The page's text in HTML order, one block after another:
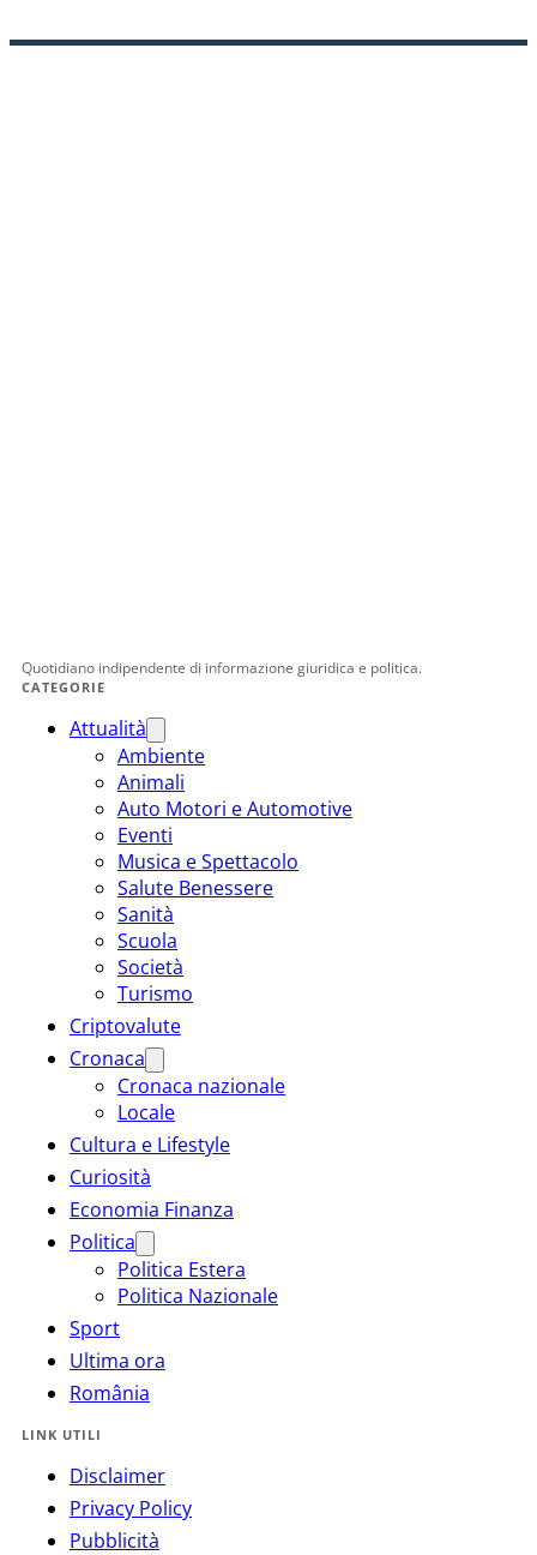
Quotidiano indipendente di informazione giuridica e politica.
CATEGORIE
Attualità
Ambiente
Animali
Auto Motori e Automotive
Eventi
Musica e Spettacolo
Salute Benessere
Sanità
Scuola
Società
Turismo
Criptovalute
Cronaca
Cronaca nazionale
Locale
Cultura e Lifestyle
Curiosità
Economia Finanza
Politica
Politica Estera
Politica Nazionale
Sport
Ultima ora
România
LINK UTILI
Disclaimer
Privacy Policy
Pubblicità